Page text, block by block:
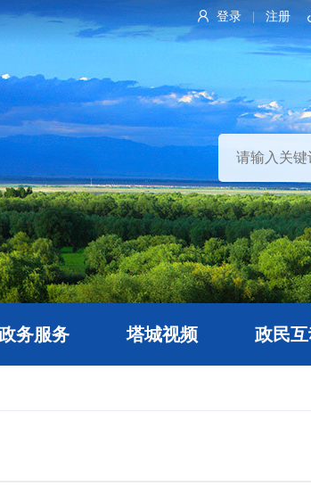
登录 注册
务服务 塔城视频 政民